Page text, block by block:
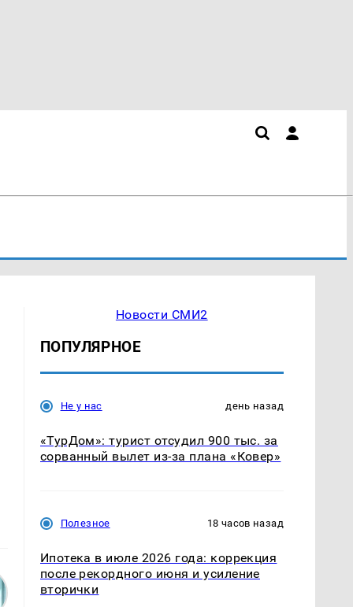
Новости СМИ2
ПОПУЛЯРНОЕ
Не у нас день назад
«ТурДом»: турист отсудил 900 тыс. за
сорванный вылет из-за плана «Ковер»
Полезное 18 часов назад
Ипотека в июле 2026 года: коррекция
после рекордного июня и усиление
вторички